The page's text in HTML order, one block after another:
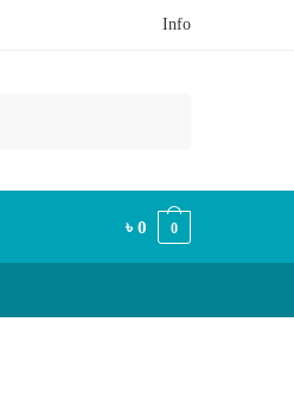
Info
৳0 0